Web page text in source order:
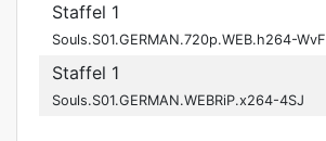
Staffel 1
Souls.S01.GERMAN.720p.WEB.h264-WvF
Staffel 1
Souls.S01.GERMAN.WEBRiP.x264-4SJ